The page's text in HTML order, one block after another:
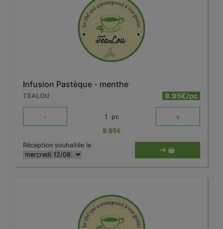
Infusion Pastèque - menthe
TEALOU 8.95€/pc
- 1 pc +
8.95€
Réception souhaitée le